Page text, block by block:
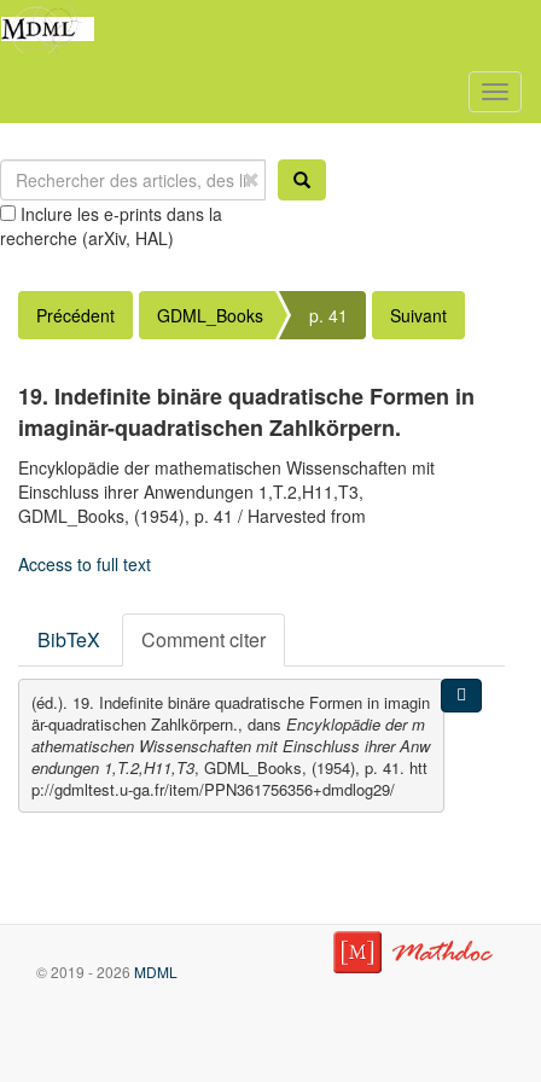
Inclure les e-prints dans la
recherche (arXiv, HAL)
Précédent GDML_Books p. 41 Suivant
19. Indefinite binäre quadratische Formen in
imaginär-quadratischen Zahlkörpern.
Encyklopädie der mathematischen Wissenschaften mit
Einschluss ihrer Anwendungen 1,T.2,H11,T3,
GDML_Books, (1954), p. 41 / Harvested from
Access to full text
BibTeX Comment citer
(éd.). 19. Indefinite binäre quadratische Formen in imagin
är-quadratischen Zahlkörpern., dans Encyklopädie der m
athematischen Wissenschaften mit Einschluss ihrer Anw
endungen 1,T.2,H11,T3, GDML_Books, (1954), p. 41. htt
p://gdmltest.u-ga.fr/item/PPN361756356+dmdlog29/
© 2019 - 2026 MDML